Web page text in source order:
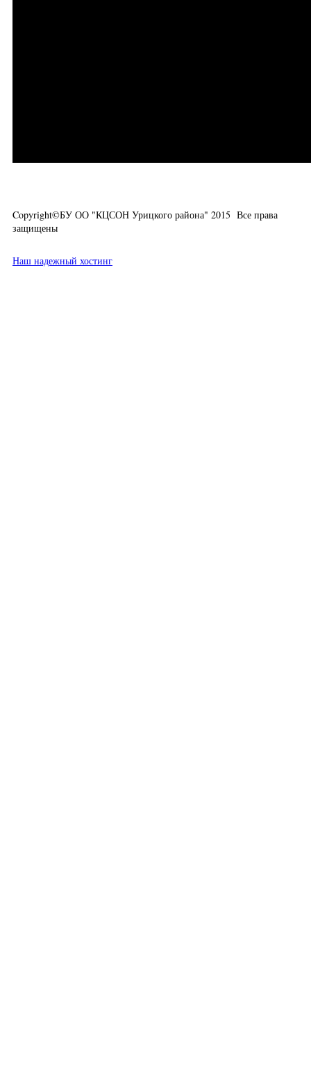
Copyright©БУ ОО "КЦСОН Урицкого района" 2015 Все права
защищены
Наш надежный хостинг